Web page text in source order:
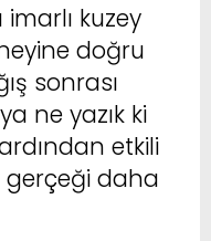
kuzey
doğru
sonrası
ne yazık ki
etkili
gerçeği daha